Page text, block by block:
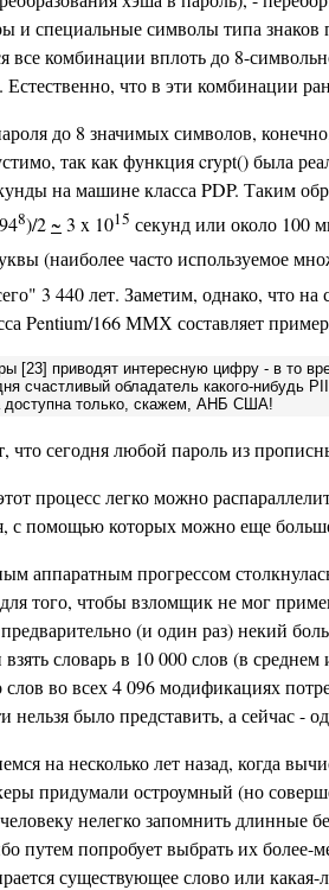
и специальные символы типа знаков
все комбинации вплоть до 8-
что в эти комбинации
до 8 значимых символов,
так как функция crypt() была
на машине класса PDP. Таким
8)/2~ 3 x 1015 секунд или около 100
(наиболее часто используемое
3 440 лет. Заметим, однако, что
Pentium/166 ММХ составляет
[23] приводят интересную цифру - в то
счастливый обладатель какого-нибудь
доступна только, скажем, АНБ США!
что сегодня любой пароль из
процесс легко можно
с помощью которых можно еще
аппаратным прогрессом
для того, чтобы взломщик не мог
(и один раз) некий
словарь в 10 000 слов (в
слов во всех 4 096 модификациях
нельзя было представить, а сейчас -
на несколько лет назад, когда
придумали остроумный (но
нелегко запомнить длинные
путем попробует выбрать их
существующее слово или